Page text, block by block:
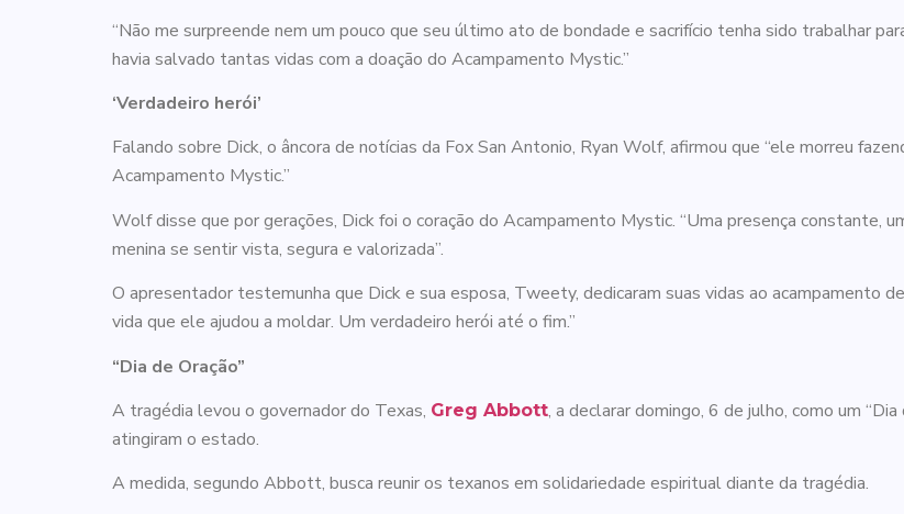
“Não me surpreende nem um pouco que seu último ato de bondade e sacrifício tenha sido trabalhar
havia salvado tantas vidas com a doação do Acampamento Mystic.”
‘Verdadeiro herói’
Falando sobre Dick, o âncora de notícias da Fox San Antonio, Ryan Wolf, afirmou que “ele morreu
Acampamento Mystic.”
Wolf disse que por gerações, Dick foi o coração do Acampamento Mystic. “Uma presença constante,
menina se sentir vista, segura e valorizada”.
O apresentador testemunha que Dick e sua esposa, Tweety, dedicaram suas vidas ao acampamento
vida que ele ajudou a moldar. Um verdadeiro herói até o fim.”
“Dia de Oração”
A tragédia levou o governador do Texas, Greg Abbott, a declarar domingo, 6 de julho, como um
atingiram o estado.
A medida, segundo Abbott, busca reunir os texanos em solidariedade espiritual diante da tragédia.